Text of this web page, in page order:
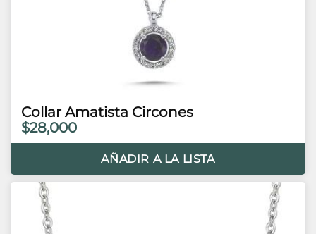
Collar Amatista Circones
$28,000
AÑADIR A LA LISTA